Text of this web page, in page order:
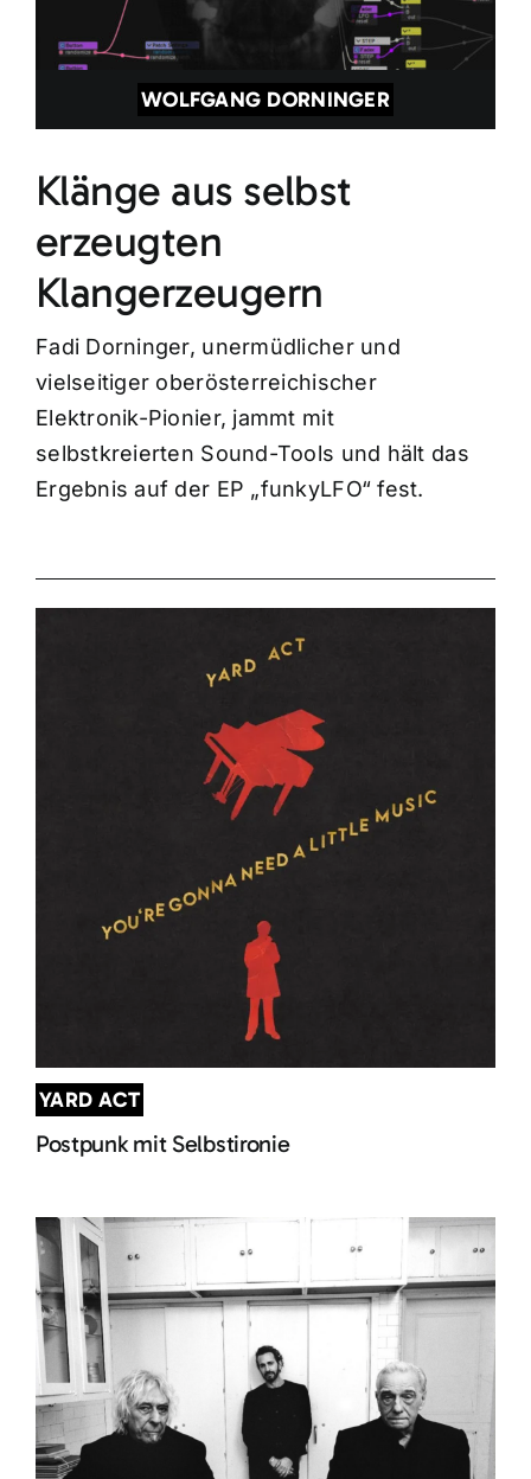
WOLFGANG DORNINGER
Klänge aus selbst
erzeugten
Klangerzeugern
Fadi Dorninger, unermüdlicher und
vielseitiger oberösterreichischer
Elektronik-Pionier, jammt mit
selbstkreierten Sound-Tools und hält das
Ergebnis auf der EP „funkyLFO“ fest.
YARD ACT
Postpunk mit Selbstironie